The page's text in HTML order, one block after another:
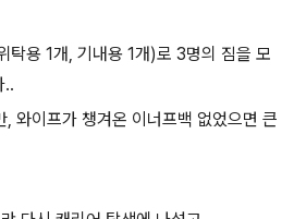
탁용 1개, 기내용 1개)로 3명의 짐을 모
..
와이프가 챙겨온 이너프백 없었으면 큰